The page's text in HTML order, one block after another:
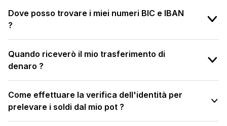
Dove posso trovare i miei numeri BIC e IBAN
?
Quando riceverò il mio trasferimento di
denaro ?
Come effettuare la verifica dell'identità per
prelevare i soldi dal mio pot ?